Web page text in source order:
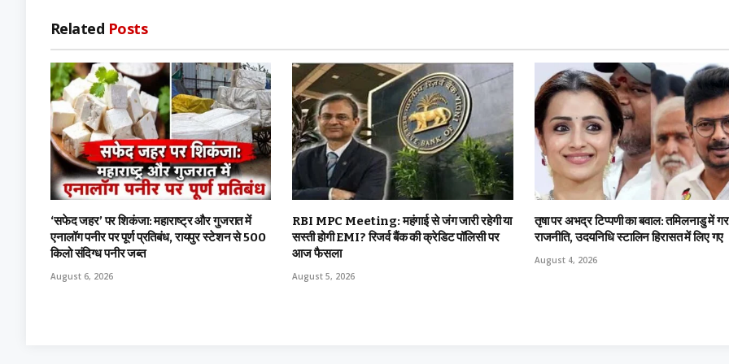
Related Posts
‘सफेद जहर’ पर शिकंजा: महाराष्ट्र और गुजरात में
एनालॉग पनीर पर पूर्ण प्रतिबंध, रायपुर स्टेशन से 500
किलो संदिग्ध पनीर जब्त
August 6, 2026
RBI MPC Meeting: महंगाई से जंग जारी रहेगी या
सस्ती होगी EMI? रिजर्व बैंक की क्रेडिट पॉलिसी पर
आज फैसला
August 5, 2026
तृषा पर अभद्र टिप्पणी का बवाल: तमिलनाडु में
राजनीति, उदयनिधि स्टालिन हिरासत में लिए गए
August 4, 2026